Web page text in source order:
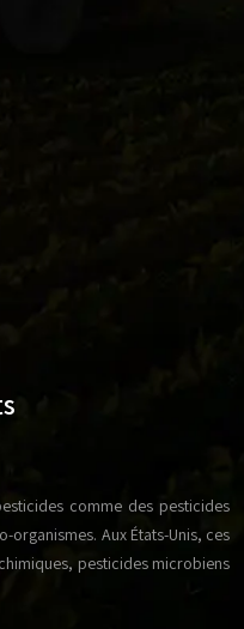
comme des pesticides
Aux États-Unis, ces
pesticides microbiens